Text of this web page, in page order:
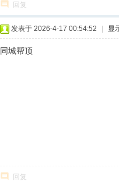
回复
发表于 2026-4-17 00:54:52 显
同城帮顶
回复